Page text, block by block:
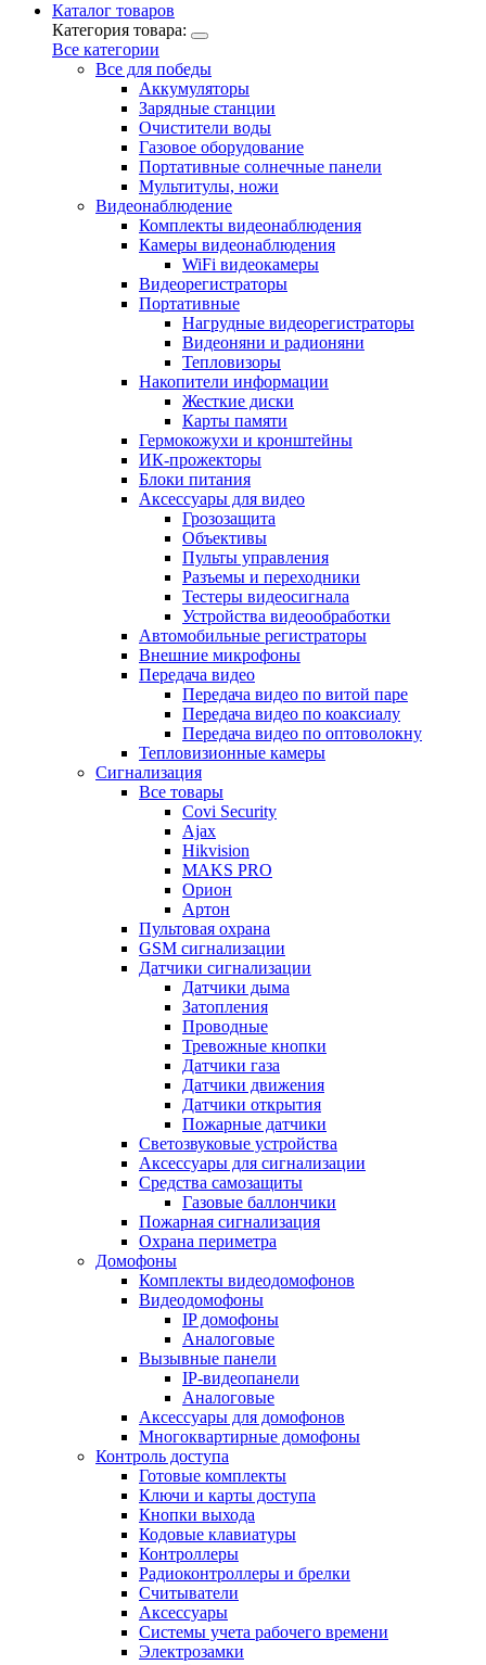
Каталог товаров
Категория товара:
Все категории
Все для победы
Аккумуляторы
Зарядные станции
Очистители воды
Газовое оборудование
Портативные солнечные панели
Мультитулы, ножи
Видеонаблюдение
Комплекты видеонаблюдения
Камеры видеонаблюдения
WiFi видеокамеры
Видеорегистраторы
Портативные
Нагрудные видеорегистраторы
Видеоняни и радионяни
Тепловизоры
Накопители информации
Жесткие диски
Карты памяти
Гермокожухи и кронштейны
ИК-прожекторы
Блоки питания
Аксессуары для видео
Грозозащита
Объективы
Пульты управления
Разъемы и переходники
Тестеры видеосигнала
Устройства видеообработки
Автомобильные регистраторы
Внешние микрофоны
Передача видео
Передача видео по витой паре
Передача видео по коаксиалу
Передача видео по оптоволокну
Тепловизионные камеры
Сигнализация
Все товары
Covi Security
Ajax
Hikvision
MAKS PRO
Орион
Артон
Пультовая охрана
GSM сигнализации
Датчики сигнализации
Датчики дыма
Затопления
Проводные
Тревожные кнопки
Датчики газа
Датчики движения
Датчики открытия
Пожарные датчики
Светозвуковые устройства
Аксессуары для сигнализации
Средства самозащиты
Газовые баллончики
Пожарная сигнализация
Охрана периметра
Домофоны
Комплекты видеодомофонов
Видеодомофоны
IP домофоны
Аналоговые
Вызывные панели
IP-видеопанели
Аналоговые
Аксессуары для домофонов
Многоквартирные домофоны
Контроль доступа
Готовые комплекты
Ключи и карты доступа
Кнопки выхода
Кодовые клавиатуры
Контроллеры
Радиоконтроллеры и брелки
Считыватели
Аксессуары
Системы учета рабочего времени
Электрозамки